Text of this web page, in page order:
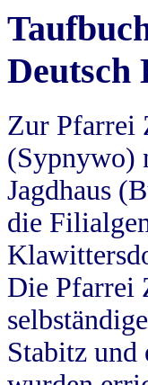
Deutsch
Zur Pfarrei
(Sypnywo)
Jagdhaus
die
Die Pfarrei
Stabitz